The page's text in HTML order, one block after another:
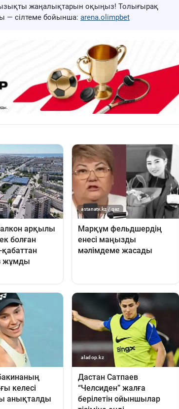
жаңалықтарын оқыңыз! Толығырақ
— сілтеме бойынша: arena.olimpbet